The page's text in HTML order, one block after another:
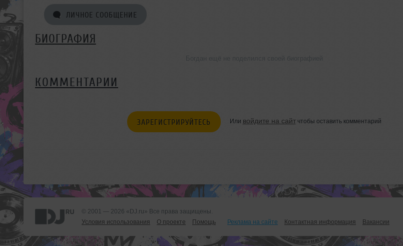
ЛИЧНОЕ СООБЩЕНИЕ
БИОГРАФИЯ
КОММЕНТАРИИ
ЗАРЕГИСТРИРУЙТЕСЬ Или войдите на сайтчтобы оставить комментарий
© 2001 — 2026 «DJ.ru» Все права защищены.
Условия использования
О проекте Помощь Реклама на сайте Контактная информация Вакансии